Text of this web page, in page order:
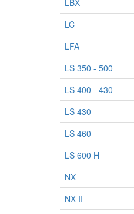
LBX
LC
LFA
LS 350 - 500
LS 400 - 430
LS 430
LS 460
LS 600 H
NX
NX II